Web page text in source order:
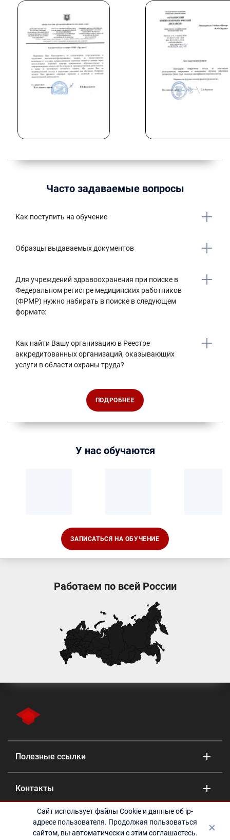
Часто задаваемые вопросы
Как поступить на обучение
Образцы выдаваемых документов
Для учреждений здравоохранения при поиске в
Федеральном регистре медицинских работников
(ФРМР) нужно набирать в поиске в следующем
формате:
Как найти Вашу организацию в Реестре
аккредитованных организаций, оказывающих
услуги в области охраны труда?
ПОДРОБНЕЕ
У нас обучаются
ЗАПИСАТЬСЯ НА ОБУЧЕНИЕ
Работаем по всей России
Полезные ссылки
Контакты
©2010-2024 Учебный центр «Эрудит» - дополнительное
профессиональное образование | Образовательная лицензия
Сайт использует файлы Cookie и данные об ip-
адресе пользователя. Продолжая пользоваться
сайтом, вы автоматически с этим соглашаетесь.